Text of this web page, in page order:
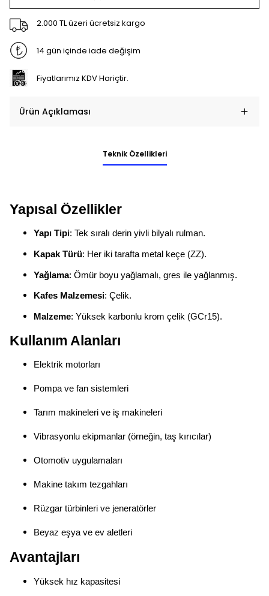
2.000 TL üzeri ücretsiz kargo
14 gün içinde iade değişim
Fiyatlarımız KDV Hariçtir.
Ürün Açıklaması
Teknik Özellikleri
Yapısal Özellikler
Yapı Tipi: Tek sıralı derin yivli bilyalı rulman.
Kapak Türü: Her iki tarafta metal keçe (ZZ).
Yağlama: Ömür boyu yağlamalı, gres ile yağlanmış.
Kafes Malzemesi: Çelik.
Malzeme: Yüksek karbonlu krom çelik (GCr15).
Kullanım Alanları
Elektrik motorları
Pompa ve fan sistemleri
Tarım makineleri ve iş makineleri
Vibrasyonlu ekipmanlar (örneğin, taş kırıcılar)
Otomotiv uygulamaları
Makine takım tezgahları
Rüzgar türbinleri ve jeneratörler
Beyaz eşya ve ev aletleri
Avantajları
Yüksek hız kapasitesi